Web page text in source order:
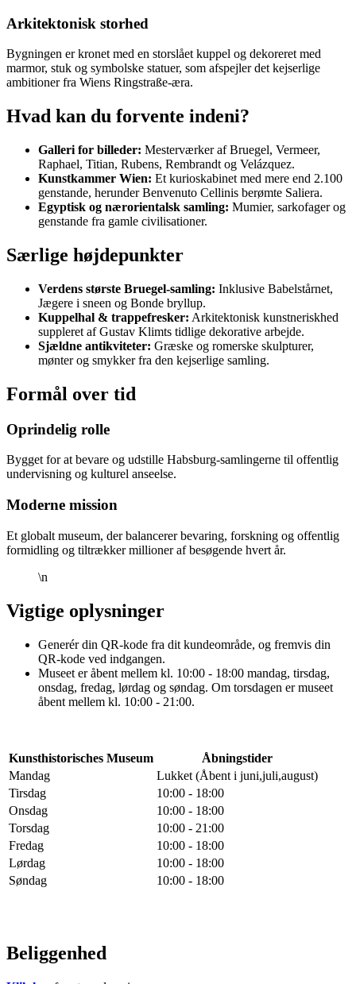
Arkitektonisk storhed
Bygningen er kronet med en storslået kuppel og dekoreret med
marmor, stuk og symbolske statuer, som afspejler det kejserlige
ambitioner fra Wiens Ringstraße-æra.
Hvad kan du forvente indeni?
Galleri for billeder: Mesterværker af Bruegel, Vermeer,
Raphael, Titian, Rubens, Rembrandt og Velázquez.
Kunstkammer Wien: Et kurioskabinet med mere end 2.100
genstande, herunder Benvenuto Cellinis berømte Saliera.
Egyptisk og nærorientalsk samling: Mumier, sarkofager og
genstande fra gamle civilisationer.
Særlige højdepunkter
Verdens største Bruegel-samling: Inklusive Babelstårnet,
Jægere i sneen og Bonde bryllup.
Kuppelhal & trappefresker: Arkitektonisk kunstneriskhed
suppleret af Gustav Klimts tidlige dekorative arbejde.
Sjældne antikviteter: Græske og romerske skulpturer,
mønter og smykker fra den kejserlige samling.
Formål over tid
Oprindelig rolle
Bygget for at bevare og udstille Habsburg-samlingerne til offentlig
undervisning og kulturel anseelse.
Moderne mission
Et globalt museum, der balancerer bevaring, forskning og offentlig
formidling og tiltrækker millioner af besøgende hvert år.
\n
Vigtige oplysninger
Generér din QR-kode fra dit kundeområde, og fremvis din
QR-kode ved indgangen.
Museet er åbent mellem kl. 10:00 - 18:00 mandag, tirsdag,
onsdag, fredag, lørdag og søndag. Om torsdagen er museet
åbent mellem kl. 10:00 - 21:00.
Kunsthistorisches Museum
Åbningstider
Mandag
Lukket (Åbent i juni,juli,august)
Tirsdag
10:00 - 18:00
Onsdag
10:00 - 18:00
Torsdag
10:00 - 21:00
Fredag
10:00 - 18:00
Lørdag
10:00 - 18:00
Søndag
10:00 - 18:00
Beliggenhed